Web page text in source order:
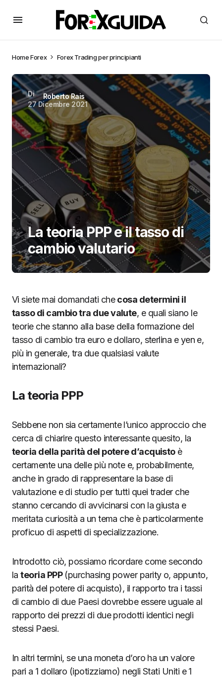
HomeForex Forex Trading per principianti
Di
Roberto Rais
27 Dicembre 2021
La teoria PPP e il tasso di
cambio valutario
Vi siete mai domandati checosa determini il
tasso di cambio tra due valute, e quali siano le
teorie che stanno alla base della formazione del
tasso di cambio tra euro e dollaro, sterlina e yen e,
più in generale, tra due qualsiasi valute
internazionali?
La teoria PPP
Sebbene non sia certamente l’unico approccio che
cerca di chiarire questo interessante quesito, la
teoria della parità del potere d’acquistoè
certamente una delle più note e, probabilmente,
anche in grado di rappresentare la base di
valutazione e di studio per tutti quei trader che
stanno cercando di avvicinarsi con la giusta e
meritata curiosità a un tema che è particolarmente
proficuo di aspetti di specializzazione.
Introdotto ciò, possiamo ricordare come secondo
lateoria PPP(purchasing power parity o, appunto,
parità del potere di acquisto), il rapporto tra i tassi
di cambio di due Paesi dovrebbe essere uguale al
rapporto dei prezzi di due prodotti identici negli
stessi Paesi.
In altri termini, se una moneta d’oro ha un valore
pari a 1 dollaro (ipotizziamo) negli Stati Uniti e 1